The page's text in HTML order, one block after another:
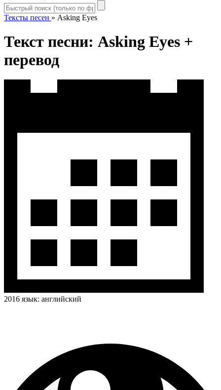
Тексты песен » Asking Eyes
Текст песни: Asking Eyes +
перевод
2016 язык: английский